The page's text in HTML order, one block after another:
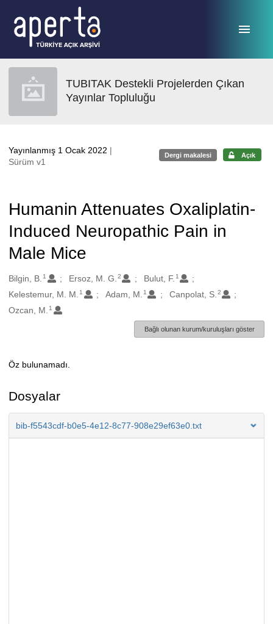
TUBITAK Destekli Projelerden Çıkan
Yayınlar Topluluğu
Yayınlanmış 1 Ocak 2022 |
Sürüm v1
Dergi makalesi Açık
Humanin Attenuates Oxaliplatin-
Induced Neuropathic Pain in
Male Mice
Oluşturanlar
Bilgin, B. 1 Ersoz, M. G. 2 Bulut, F. 1
Kelestemur, M. M. 1 Adam, M. 1 Canpolat, S. 2
Ozcan, M. 1
Bağlı olunan kurum/kuruluşları göster
Açıklama
Öz bulunamadı.
Dosyalar
bib-f5543cdf-b0e5-4e12-8c77-908e29ef63e0.txt